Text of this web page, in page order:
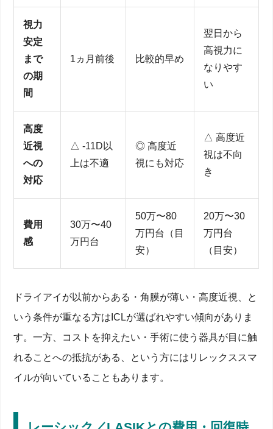
視力
安定
まで
の期
間
1ヵ月前後 比較的早め
翌日から
高視力に
なりやす
い
高度
近視
への
対応
△ -11D以
上は不適
◎ 高度近
視にも対応
△ 高度近
視は不向
き
費用
感
30万〜40
万円台
50万〜80
万円台（目
安）
20万〜30
万円台
（目安）
ドライアイが以前からある・角膜が薄い・高度近視、と
いう条件が重なる方はICLが選ばれやすい傾向がありま
す。一方、コストを抑えたい・手術に使う器具が目に触
れることへの抵抗がある、という方にはリレックススマ
イルが向いていることもあります。